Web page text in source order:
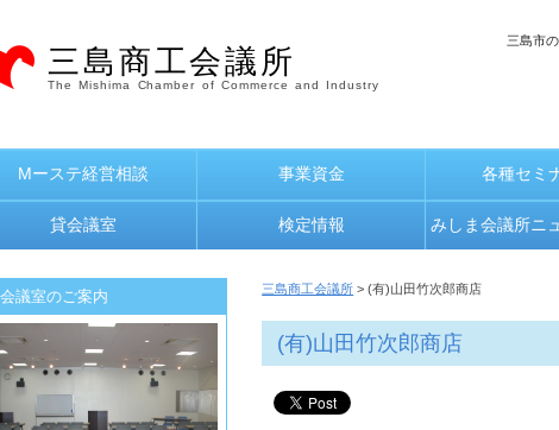
三島商工会議所
The Mishima Chamber of Commerce and Industry
三島市
Mーステ経営相談 事業資金 各種セミ
貸会議室 検定情報 みしま会議所ニ
三島商工会議所 > (有)山田竹次郎商店
(有)山田竹次郎商店
議室のご案内